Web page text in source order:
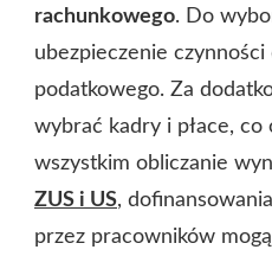
rachunkowego. Do
ubezpieczenie czynności
podatkowego. Za
wybrać kadry i płace, co
wszystkim obliczanie
ZUS i US,
przez pracowników